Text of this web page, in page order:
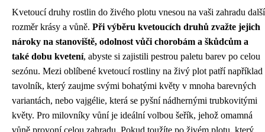
Kvetoucí druhy rostlin do živého plotu vnesou na vaši zahradu další
rozměr krásy a vůně. Při výběru kvetoucích druhů zvažte jejich
nároky na stanoviště, odolnost vůči chorobám a škůdcům a
také dobu kvetení, abyste si zajistili pestrou paletu barev po celou
sezónu. Mezi oblíbené kvetoucí rostliny na živý plot patří například
tavolník, který zaujme svými bohatými květy v mnoha barevných
variantách, nebo vajgélie, která se pyšní nádhernými trubkovitými
květy. Pro milovníky vůní je ideální volbou šeřík, jehož omamná
vůně provoní celou zahradu. Pokud toužíte po živém plotu, který